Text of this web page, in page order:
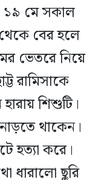
১৯ মে সকাল
বের হলে
ভেতরে নিয়ে
রামিসাকে
শিশুটি।
থাকেন।
হত্যা করে।
ধারালো ছুরি